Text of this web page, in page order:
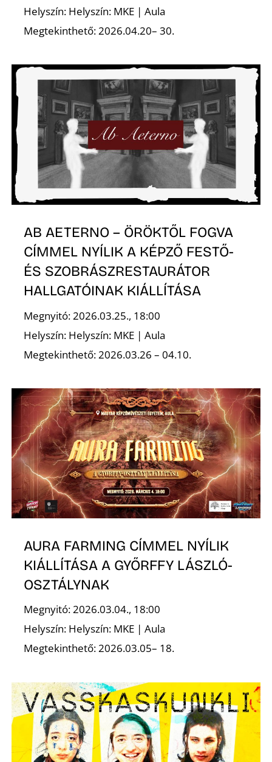
Helyszín: Helyszín: MKE | Aula
Megtekinthető: 2026.04.20– 30.
AB AETERNO – ÖRÖKTŐL FOGVA
CÍMMEL NYÍLIK A KÉPZŐ FESTŐ-
ÉS SZOBRÁSZRESTAURÁTOR
HALLGATÓINAK KIÁLLÍTÁSA
Megnyitó: 2026.03.25., 18:00
Helyszín: Helyszín: MKE | Aula
Megtekinthető: 2026.03.26 – 04.10.
AURA FARMING CÍMMEL NYÍLIK
KIÁLLÍTÁSA A GYŐRFFY LÁSZLÓ-
OSZTÁLYNAK
Megnyitó: 2026.03.04., 18:00
Helyszín: Helyszín: MKE | Aula
Megtekinthető: 2026.03.05– 18.